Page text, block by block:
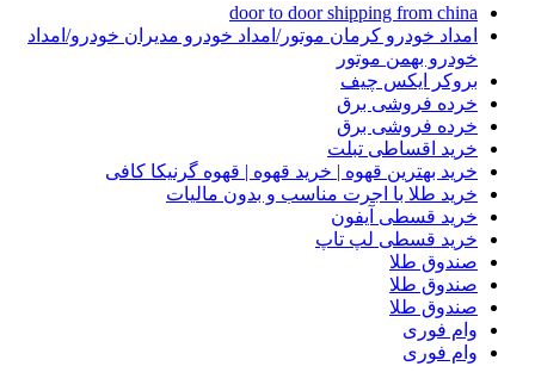
door to door shipping from china
امداد خودرو کرمان موتور/امداد خودرو مدیران خودرو/امداد
خودرو بهمن موتور
بروکر ایکس چیف
خرده فروشی برق
خرده فروشی برق
خرید اقساطی تبلت
خرید بهترین قهوه | خرید قهوه | قهوه گرنیکا کافی
خرید طلا با اجرت مناسب و بدون مالیات
خرید قسطی آیفون
خرید قسطی لپ تاپ
صندوق طلا
صندوق طلا
صندوق طلا
وام فوری
وام فوری